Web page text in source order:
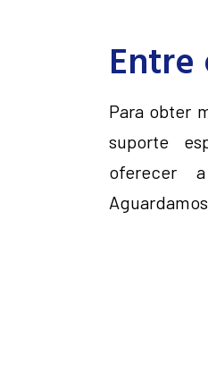
Para obter
suporte
oferecer